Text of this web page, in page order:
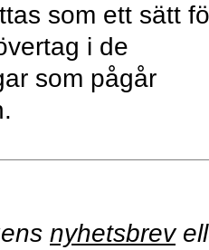
som ett sätt
i de
som pågår
nyhetsbrev